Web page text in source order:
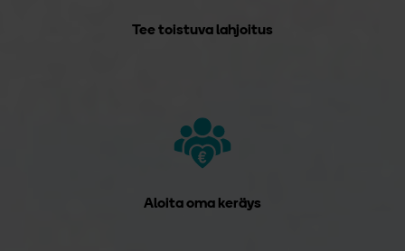
Tee toistuva lahjoitus
Aloita oma keräys